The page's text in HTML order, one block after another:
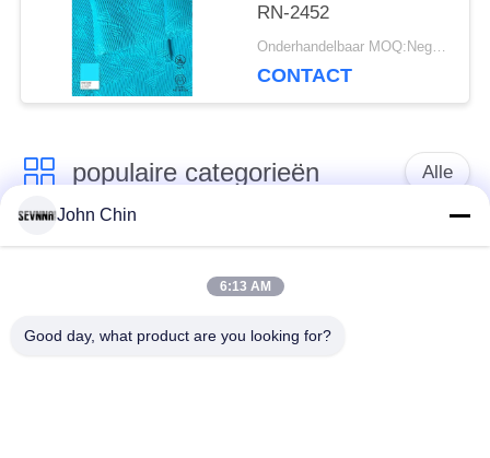
RN-2452
Onderhandelbaar MOQ:Negotiable
CONTACT
populaire categorieën Alle
Gerecycleerde
Gerecycleerde Nylon
Stof
gerecycled polyester
Gerecycleerde Lycra-
John Chin
6:13 AM
Good day, what product are you looking for?